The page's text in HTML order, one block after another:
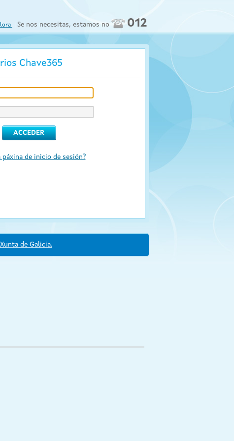
Se nos necesitas, estamos no 012
Chave365
páxina de inicio de sesión?
de Galicia.